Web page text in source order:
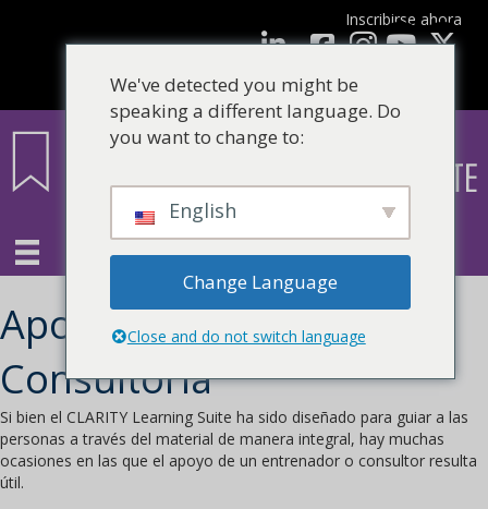
Inscribirse ahora
LinkedInFacebook Youtube
Apoyo de Coaching y
Consultoría
Si bien el CLARITY Learning Suite ha sido diseñado para guiar a las
personas a través del material de manera integral, hay muchas
ocasiones en las que el apoyo de un entrenador o consultor resulta
útil.
We've detected you might be
speaking a different language. Do
you want to change to:
English
Change Language
Close and do not switch language